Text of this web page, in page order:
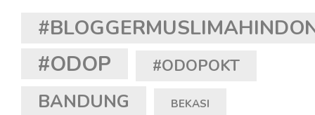
#ODOP #ODOPOKT
BANDUNG BEKASI